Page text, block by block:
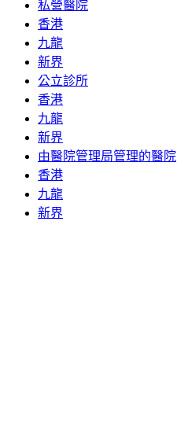
私營醫院
香港
九龍
新界
公立診所
香港
九龍
新界
由醫院管理局管理的醫院
香港
九龍
新界